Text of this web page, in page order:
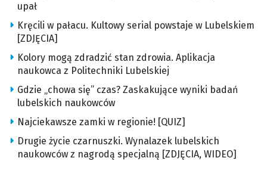
upał
Kręcili w pałacu. Kultowy serial powstaje w Lubelskiem
[ZDJĘCIA]
Kolory mogą zdradzić stan zdrowia. Aplikacja
naukowca z Politechniki Lubelskiej
Gdzie „chowa się” czas? Zaskakujące wyniki badań
lubelskich naukowców
Najciekawsze zamki w regionie! [QUIZ]
Drugie życie czarnuszki. Wynalazek lubelskich
naukowców z nagrodą specjalną [ZDJĘCIA, WIDEO]